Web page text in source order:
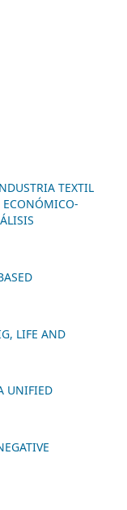
TEXTIL
ECONÓMICO-
LIFE AND
UNIFIED